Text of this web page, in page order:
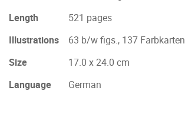
Length
521 pages
Illustrations
63 b/w figs., 137 Farbkarten
Size
17.0 x 24.0 cm
Language
German